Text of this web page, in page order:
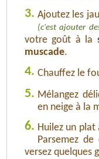
3. Ajoutez les
(c'est ajouter
votre goût à la
muscade.
4. Chauffez le
5. Mélangez
en neige à la
6. Huilez un
Parsemez
versez quelques